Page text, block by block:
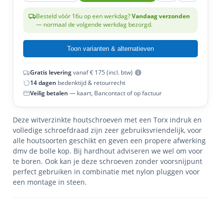
Deze witverzinkte houtschroeven met een Torx indruk en
volledige schroefdraad zijn zeer gebruiksvriendelijk, voor
alle houtsoorten geschikt en geven een propere afwerking
dmv de bolle kop. Bij hardhout adviseren we wel om voor
te boren. Ook kan je deze schroeven zonder voorsnijpunt
perfect gebruiken in combinatie met nylon pluggen voor
een montage in steen.
Besteld vóór 16u op een werkdag?Vandaag verzonden
— normaal de volgende werkdag bezorgd.
Toon varianten & alternatieven
Gratis levering vanaf € 175 (incl. btw)
14 dagen bedenktijd & retourrecht
Veilig betalen — kaart, Bancontact of op factuur